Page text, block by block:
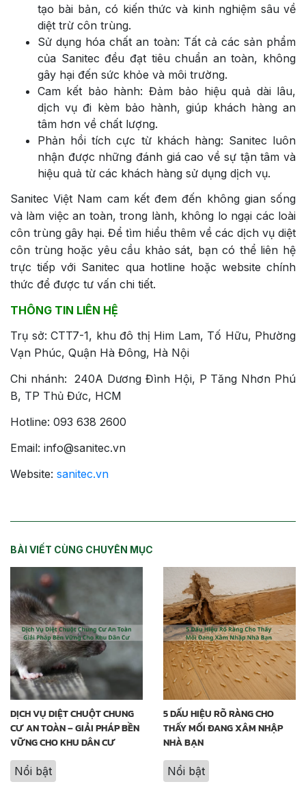
tạo bài bản, có kiến thức và kinh nghiệm sâu về
diệt trừ côn trùng.
Sử dụng hóa chất an toàn: Tất cả các sản phẩm
của Sanitec đều đạt tiêu chuẩn an toàn, không
gây hại đến sức khỏe và môi trường.
Cam kết bảo hành: Đảm bảo hiệu quả dài lâu,
dịch vụ đi kèm bảo hành, giúp khách hàng an
tâm hơn về chất lượng.
Phản hồi tích cực từ khách hàng: Sanitec luôn
nhận được những đánh giá cao về sự tận tâm và
hiệu quả từ các khách hàng sử dụng dịch vụ.
Sanitec Việt Nam cam kết đem đến không gian sống
và làm việc an toàn, trong lành, không lo ngại các loài
côn trùng gây hại. Để tìm hiểu thêm về các dịch vụ diệt
côn trùng hoặc yêu cầu khảo sát, bạn có thể liên hệ
trực tiếp với Sanitec qua hotline hoặc website chính
thức để được tư vấn chi tiết.
THÔNG TIN LIÊN HỆ
Trụ sở: CTT7-1, khu đô thị Him Lam, Tố Hữu, Phường
Vạn Phúc, Quận Hà Đông, Hà Nội
Chi nhánh: 240A Dương Đình Hội, P Tăng Nhơn Phú
B, TP Thủ Đức, HCM
Hotline: 093 638 2600
Email: info@sanitec.vn
Website: sanitec.vn
BÀI VIẾT CÙNG CHUYÊN MỤC
DỊCH VỤ DIỆT CHUỘT CHUNG
CƯ AN TOÀN – GIẢI PHÁP BỀN
VỮNG CHO KHU DÂN CƯ
Nổi bật
5 DẤU HIỆU RÕ RÀNG CHO
THẤY MỐI ĐANG XÂM NHẬP
NHÀ BẠN
Nổi bật